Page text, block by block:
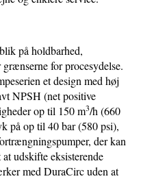
på holdbarhed,
for procesydelse.
et design med høj
NPSH (net positive
op til 150 m3/h (660
på op til 40 bar (580 psi),
der kan
udskifte eksisterende
med DuraCirc uden at